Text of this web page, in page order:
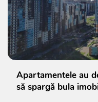
Apartamentele au
să spargă bula